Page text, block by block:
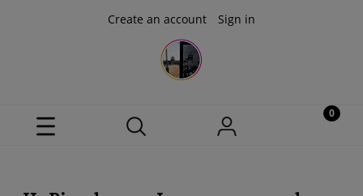
Create an account Sign in